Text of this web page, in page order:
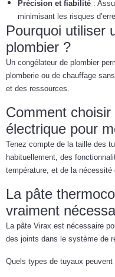
Précision et fiabilité :
minimisant les risques
Pourquoi utiliser
plombier ?
Un congélateur de plombier
plomberie ou de chauffage
et des ressources.
Comment
électrique pour
Tenez compte de la taille des
habituellement, des
température, et de la nécessité
La pâte
vraiment
La pâte Virax est nécessaire
des joints dans le système de
Quels types de tuyaux